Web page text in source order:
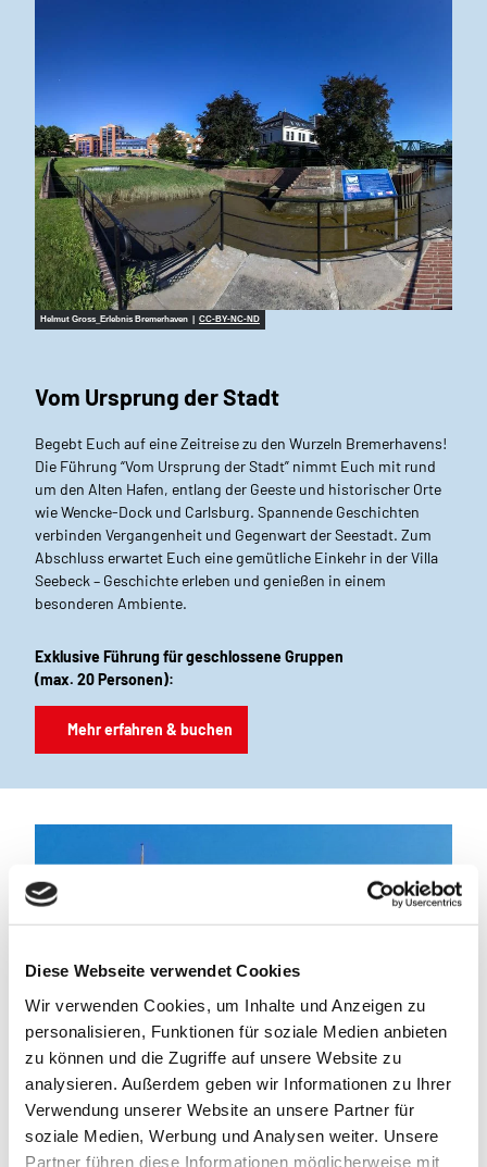
Diese Webseite verwendet Cookies
Wir verwenden Cookies, um Inhalte und Anzeigen zu
personalisieren, Funktionen für soziale Medien anbieten
zu können und die Zugriffe auf unsere Website zu
analysieren. Außerdem geben wir Informationen zu Ihrer
Verwendung unserer Website an unsere Partner für
soziale Medien, Werbung und Analysen weiter. Unsere
Partner führen diese Informationen möglicherweise mit
Helmut Gross_Erlebnis Bremerhaven | CC-BY-NC-ND
Vom Ursprung der Stadt
Begebt Euch auf eine Zeitreise zu den Wurzeln Bremerhavens!
Die Führung “Vom Ursprung der Stadt” nimmt Euch mit rund
um den Alten Hafen, entlang der Geeste und historischer Orte
wie Wencke-Dock und Carlsburg. Spannende Geschichten
verbinden Vergangenheit und Gegenwart der Seestadt. Zum
Abschluss erwartet Euch eine gemütliche Einkehr in der Villa
Seebeck – Geschichte erleben und genießen in einem
besonderen Ambiente.
Exklusive Führung für geschlossene Gruppen
(max. 20 Personen):
Mehr erfahren & buchen
Tanja Tiedemann_Erlebnis Bremerhaven |CC-BY-NC-ND